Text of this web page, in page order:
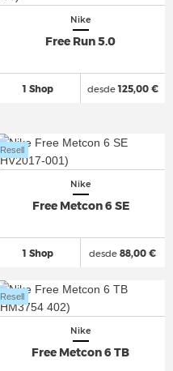
Nike
Free Run 5.0
1 Shop desde125,00 €
Nike
Free Metcon 6 SE
1 Shop
Resell
desde 88,00 €
Nike
Free Metcon 6 TB
Resell